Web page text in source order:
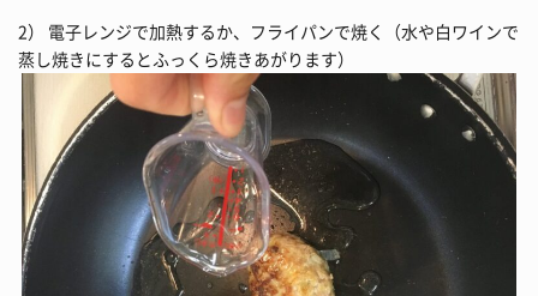
2） 電子レンジで加熱するか、フライパンで焼く（水や白ワインで
蒸し焼きにするとふっくら焼きあがります）